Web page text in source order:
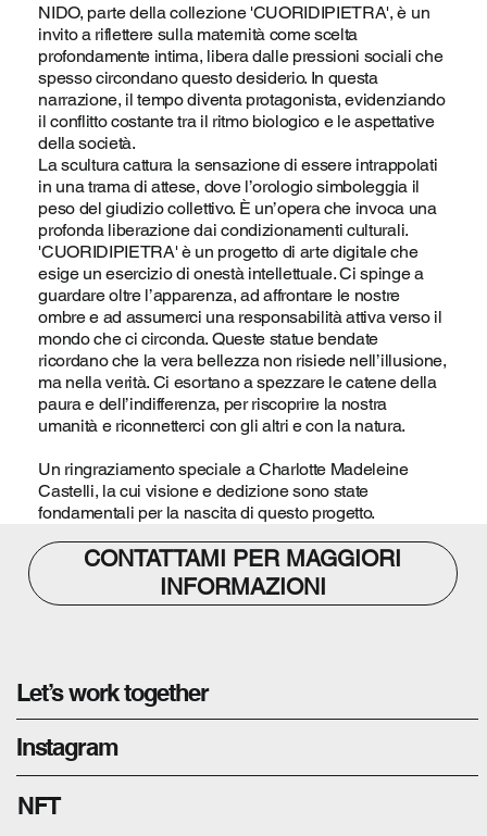
NIDO, parte della collezione 'CUORIDIPIETRA', è un
invito a riflettere sulla maternità come scelta
profondamente intima, libera dalle pressioni sociali che
spesso circondano questo desiderio. In questa
narrazione, il tempo diventa protagonista, evidenziando
il conflitto costante tra il ritmo biologico e le aspettative
della società.
La scultura cattura la sensazione di essere intrappolati
in una trama di attese, dove l’orologio simboleggia il
peso del giudizio collettivo. È un’opera che invoca una
profonda liberazione dai condizionamenti culturali.
'CUORIDIPIETRA' è un progetto di arte digitale che
esige un esercizio di onestà intellettuale. Ci spinge a
guardare oltre l’apparenza, ad affrontare le nostre
ombre e ad assumerci una responsabilità attiva verso il
mondo che ci circonda. Queste statue bendate
ricordano che la vera bellezza non risiede nell’illusione,
ma nella verità. Ci esortano a spezzare le catene della
paura e dell’indifferenza, per riscoprire la nostra
umanità e riconnetterci con gli altri e con la natura.
Un ringraziamento speciale a Charlotte Madeleine
Castelli, la cui visione e dedizione sono state
fondamentali per la nascita di questo progetto.
CONTATTAMI PER MAGGIORI
INFORMAZIONI
Let’s work together
Instagram
NFT